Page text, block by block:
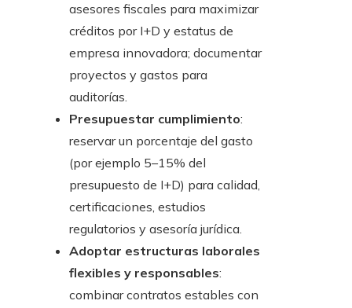
asesores fiscales para maximizar
créditos por I+D y estatus de
empresa innovadora; documentar
proyectos y gastos para
auditorías.
Presupuestar cumplimiento:
reservar un porcentaje del gasto
(por ejemplo 5–15% del
presupuesto de I+D) para calidad,
certificaciones, estudios
regulatorios y asesoría jurídica.
Adoptar estructuras laborales
flexibles y responsables:
combinar contratos estables con